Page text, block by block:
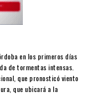
en los primeros días
de tormentas intensas.
que pronosticó viento
que ubicará a la